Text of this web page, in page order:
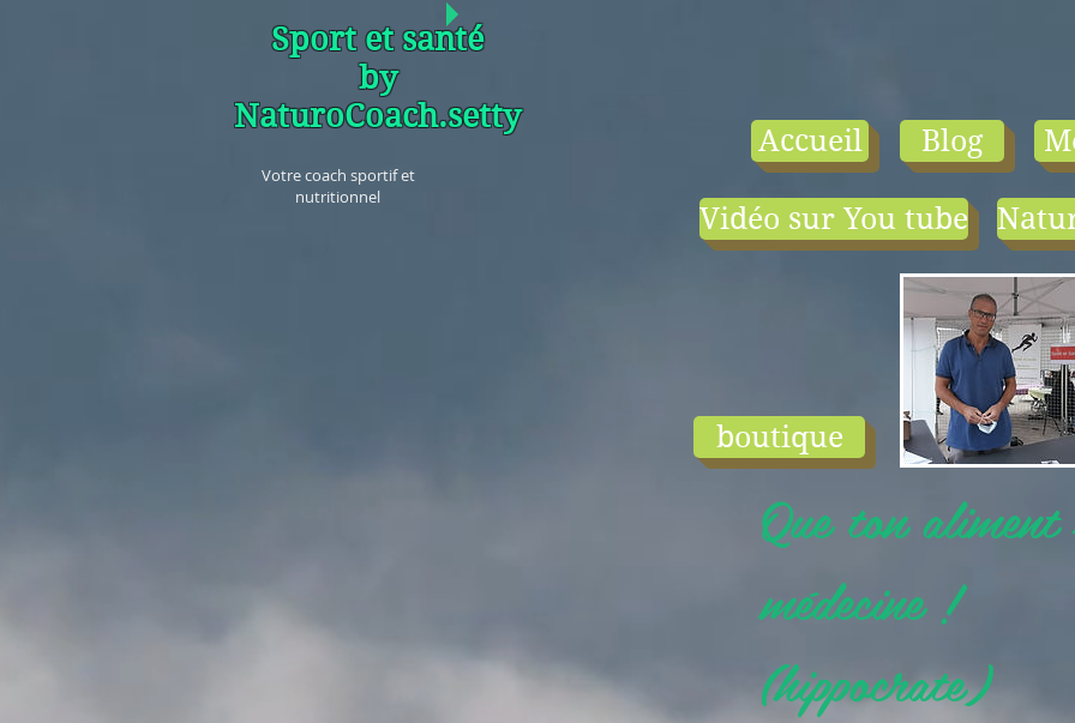
Sport et santé
by
NaturoCoach.setty
Votre coach sportif et
nutritionnel
Accueil Blog
Vidéo sur You tube
boutique
- le tarif
1) une visio-
conférence
mois en salle
ligne.
2) 1 cours en
groupe de
physique en
ou en salle
semaine (sauf
Que ton
médecine !
(hippocrate)